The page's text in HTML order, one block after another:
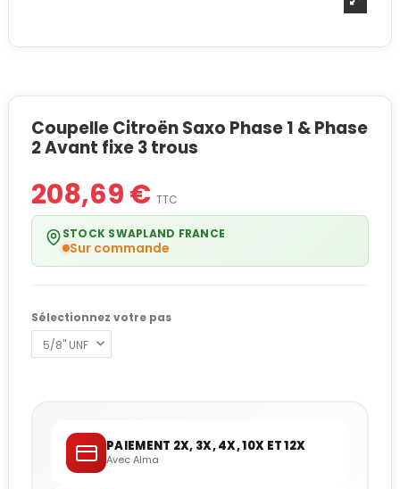
Coupelle Citroën Saxo Phase 1 & Phase
2 Avant fixe 3 trous
208,69 € TTC
STOCK SWAPLAND FRANCE
Sur commande
Sélectionnez votre pas
PAIEMENT 2X, 3X, 4X, 10X ET 12X
Avec Alma